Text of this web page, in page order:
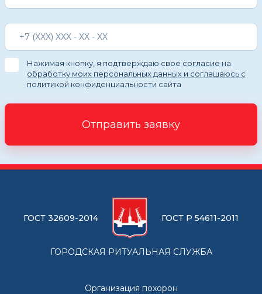
Нажимая кнопку, я подтверждаю свое согласие на
обработку моих персональных данных и соглашаюсь с
политикой конфиденциальности сайта
Отправить заявку
ГОСТ 32609-2014 ГОСТ Р 54611-2011
ГОРОДСКАЯ РИТУАЛЬНАЯ СЛУЖБА
Организация похорон